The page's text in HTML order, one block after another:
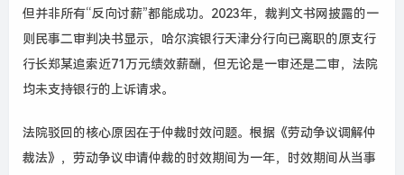
但并非所有“反向讨薪”都能成功。2023年，裁判文书网披露的一
则民事二审判决书显示，哈尔滨银行天津分行向已离职的原支行
行长郑某追索近71万元绩效薪酬，但无论是一审还是二审，法院
均未支持银行的上诉请求。
法院驳回的核心原因在于仲裁时效问题。根据《劳动争议调解仲
裁法》，劳动争议申请仲裁的时效期间为一年，时效期间从当事